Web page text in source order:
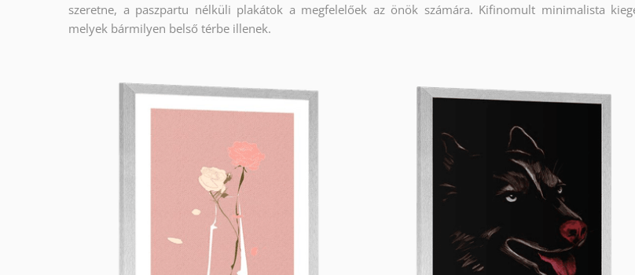
szeretne, a paszpartu nélküli plakátok a megfelelőek az önök számára. Kifinomult minimalista
melyek bármilyen belső térbe illenek.